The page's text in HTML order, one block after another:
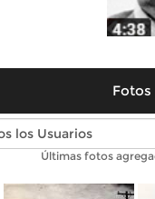
Fotos antiguas
Últimas fotos